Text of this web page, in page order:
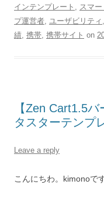
インテンプレート スマ
プ運営者
ユーザビリティ
績 携帯 携帯サイト on
【Zen Cart1.5
タスターテンプ
Leave a reply
こんにちわ。kimonoで